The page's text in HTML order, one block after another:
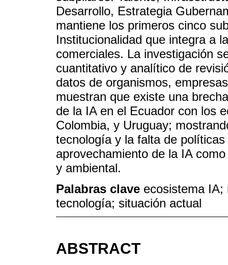
Desarrollo, Estrategia
mantiene los primeros cinco
Institucionalidad que integra a
comerciales. La investigación
cuantitativo y analítico de
datos de organismos,
muestran que existe una
de la IA en el Ecuador con los
Colombia, y Uruguay;
tecnología y la falta de
aprovechamiento de la IA
y ambiental.
Palabras clave ecosistema IA;
tecnología; situación actual
ABSTRACT